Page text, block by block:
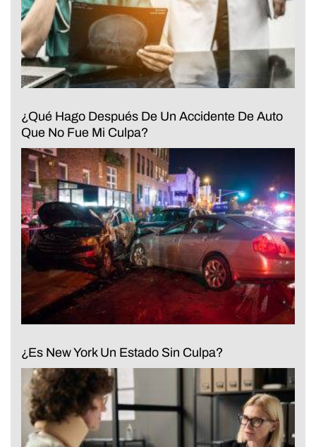
¿Qué Hago Después De Un Accidente De Auto
Que No Fue Mi Culpa?
¿Es New York Un Estado Sin Culpa?